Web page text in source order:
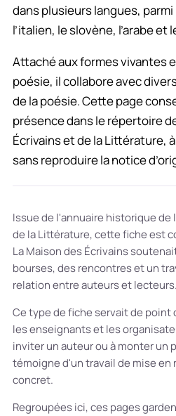
dans plusieurs langues, parmi
l’italien, le slovène, l’arabe et
Attaché aux formes vivantes
poésie, il collabore avec
de la poésie. Cette page
présence dans le répertoire
Écrivains et de la Littérature,
sans reproduire la notice
Issue de l'annuaire historique de
de la Littérature, cette fiche est
La Maison des Écrivains
bourses, des rencontres et un
relation entre auteurs et lecteurs.
Ce type de fiche servait de point
les enseignants et les
inviter un auteur ou à monter un
témoigne d'un travail de mise
concret.
Regroupées ici, ces pages